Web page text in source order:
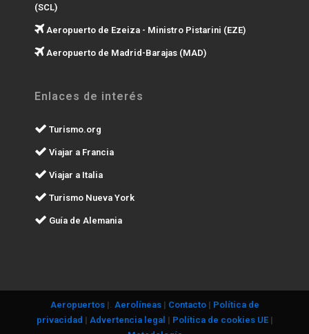
(SCL)
Aeropuerto de Ezeiza - Ministro Pistarini (EZE)
Aeropuerto de Madrid-Barajas (MAD)
Enlaces de interés
Turismo.org
Viajar a Francia
Viajar a Italia
Turismo Nueva York
Guía de Alemania
Aeropuertos|. Aerolíneas| Contacto| Política de
privacidad | Advertencia legal | Política de cookies UE|